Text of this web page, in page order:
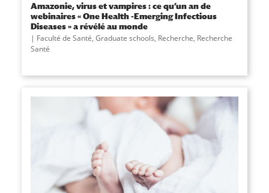
Amazonie, virus et vampires : ce qu’un an de
webinaires « One Health -Emerging Infectious
Diseases » a révélé au monde
Faculté de Santé, Graduate schools, Recherche, Recherche
Santé